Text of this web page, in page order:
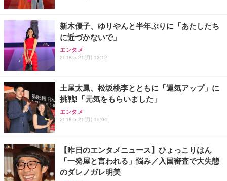
新木優子、ゆりやんと半年ぶりに「あたしたち
に近づかないで」
エンタメ
2018.5.21(月) 13:12
土屋太鳳、松坂桃李とともに「運気アップ」に
挑戦!「元気をもらいました」
エンタメ
2018.5.21(月) 15:04
【昨日のエンタメニュース】ひょっこりはん
「一発屋と言われる」悩み／入国審査で大失態
のダレノガレ明美